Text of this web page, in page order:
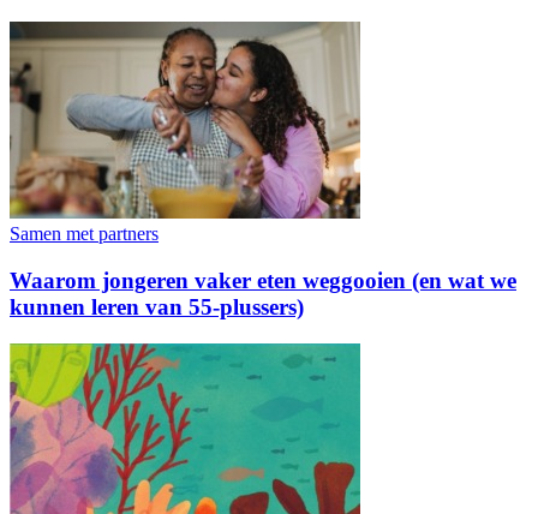
Samen met partners
Waarom jongeren vaker eten weggooien (en wat we
kunnen leren van 55-plussers)